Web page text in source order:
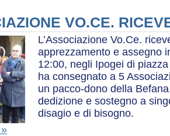
VO.CE.
L’Associazione Vo.Ce.
apprezzamento e assegno
12:00, negli Ipogei di
ha consegnato a 5
un pacco-dono della
dedizione e sostegno a
disagio e di bisogno.